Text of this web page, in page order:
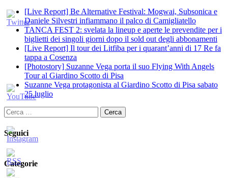
[Live Report] Be Alternative Festival: Mogwai, Subsonica e
Daniele Silvestri infiammano il palco di Camigliatello
TANCA FEST 2: svelata la lineup e aperte le prevendite per i
biglietti dei singoli giorni dopo il sold out degli abbonamenti
[Live Report] Il tour dei Litfiba per i quarant’anni di 17 Re fa
tappa a Cosenza
[Photostory] Suzanne Vega porta il suo Flying With Angels
Tour al Giardino Scotto di Pisa
Suzanne Vega protagonista al Giardino Scotto di Pisa sabato
25 luglio
Ricerca
per:
Seguici
Categorie